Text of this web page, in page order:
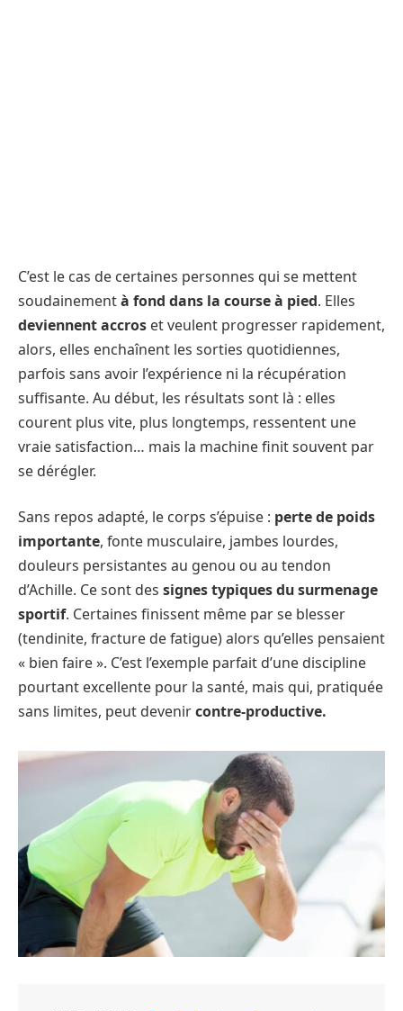
C’est le cas de certaines personnes qui se mettent
soudainementà fond dans la course à pied. Elles
deviennent accros et veulent progresser rapidement,
alors, elles enchaînent les sorties quotidiennes,
parfois sans avoir l’expérience ni la récupération
suffisante. Au début, les résultats sont là : elles
courent plus vite, plus longtemps, ressentent une
vraie satisfaction… mais la machine finit souvent par
se dérégler.
Sans repos adapté, le corps s’épuise : perte de poids
importante, fonte musculaire, jambes lourdes,
douleurs persistantes au genou ou au tendon
d’Achille. Ce sont des signes typiques du surmenage
sportif. Certaines finissent même par se blesser
(tendinite, fracture de fatigue) alors qu’elles pensaient
« bien faire ». C’est l’exemple parfait d’une discipline
pourtant excellente pour la santé, mais qui, pratiquée
sans limites, peut devenircontre-productive.